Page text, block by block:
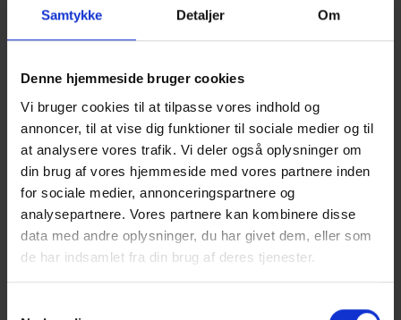
Samtykke Detaljer Om
Denne hjemmeside bruger cookies
Vi bruger cookies til at tilpasse vores indhold og
annoncer, til at vise dig funktioner til sociale medier og til
at analysere vores trafik. Vi deler også oplysninger om
din brug af vores hjemmeside med vores partnere inden
for sociale medier, annonceringspartnere og
analysepartnere. Vores partnere kan kombinere disse
data med andre oplysninger, du har givet dem, eller som
de har indsamlet fra din brug af deres tjenester.
Af: Arena Nord, Frederikshavn
Erhvervsforeningerne i Skagen,
Frederikshavn og Sæby inviterer til årets
Erhvervs-get-together med tid til networking
og et indlæg ved tidligere udenrigsminister
og formand for FN’s generalforsamling
Mogens Lykketoft. Han vil fortælle om FN’s 17